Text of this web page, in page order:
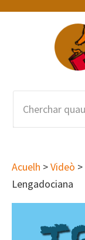
Skip
Skip
Skip
Acuelh >Videò >
Lengadociana